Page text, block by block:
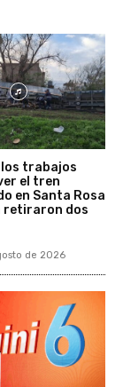
trabajos
el tren
en Santa Rosa
retiraron dos
de 2026